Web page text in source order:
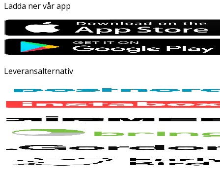
Ladda ner vår app
Leveransalternativ